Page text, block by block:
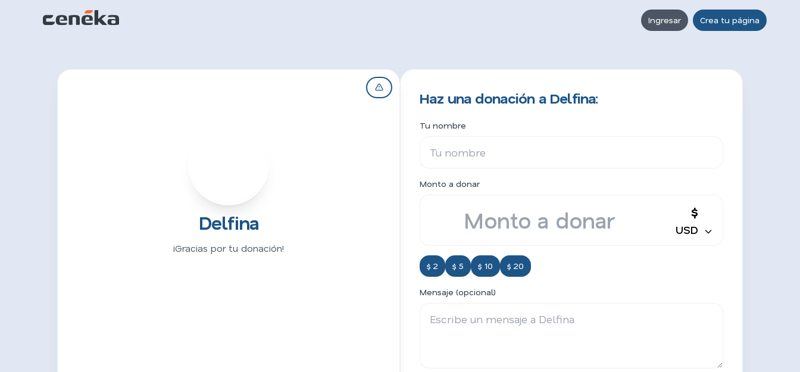
Ingresar Crea tu página
Delfina
¡Gracias por tu donación!
Haz una donación a Delfina:
Tu nombre
Monto a donar
$
USD
$ 2 $ 5 $ 10 $ 20
Mensaje (opcional)